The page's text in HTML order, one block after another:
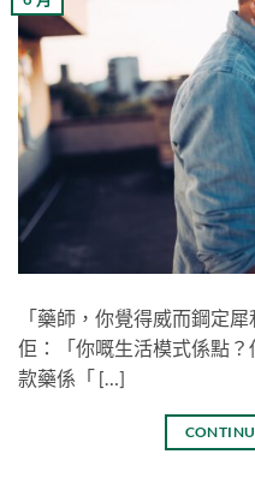
「藥師，你覺得威而鋼定
佢：「你嘅生活模式係點
款藥係「 […]